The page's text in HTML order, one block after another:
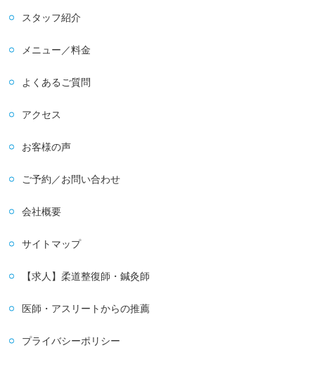
スタッフ紹介
メニュー／料金
よくあるご質問
アクセス
お客様の声
ご予約／お問い合わせ
会社概要
サイトマップ
【求人】柔道整復師・鍼灸師
医師・アスリートからの推薦
プライバシーポリシー